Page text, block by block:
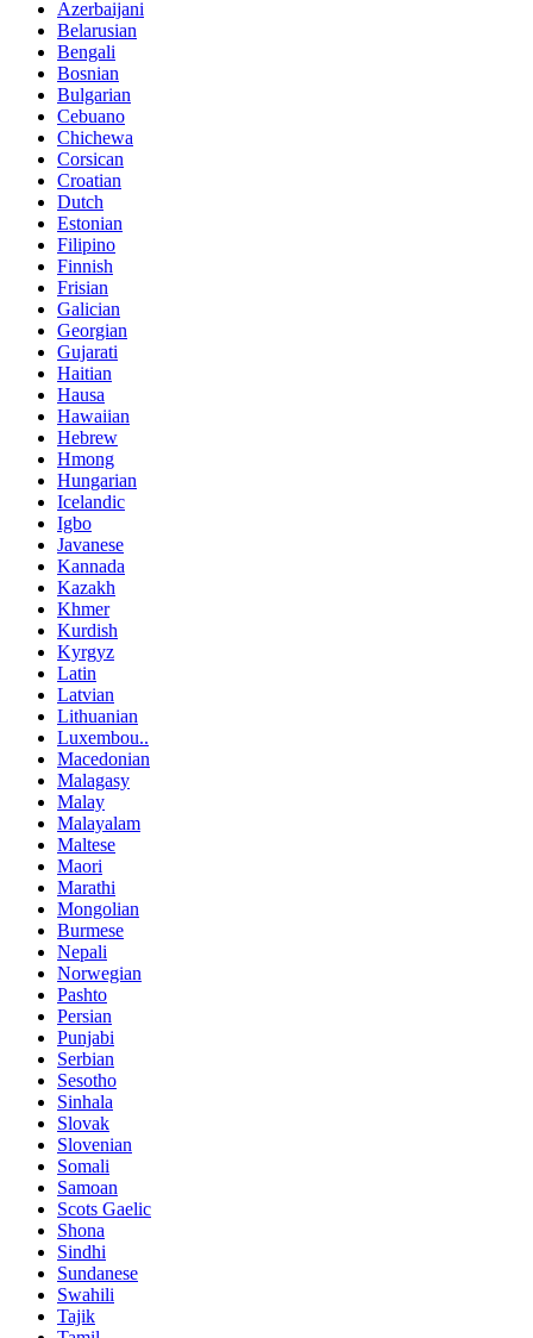
Azerbaijani
Belarusian
Bengali
Bosnian
Bulgarian
Cebuano
Chichewa
Corsican
Croatian
Dutch
Estonian
Filipino
Finnish
Frisian
Galician
Georgian
Gujarati
Haitian
Hausa
Hawaiian
Hebrew
Hmong
Hungarian
Icelandic
Igbo
Javanese
Kannada
Kazakh
Khmer
Kurdish
Kyrgyz
Latin
Latvian
Lithuanian
Luxembou..
Macedonian
Malagasy
Malay
Malayalam
Maltese
Maori
Marathi
Mongolian
Burmese
Nepali
Norwegian
Pashto
Persian
Punjabi
Serbian
Sesotho
Sinhala
Slovak
Slovenian
Somali
Samoan
Scots Gaelic
Shona
Sindhi
Sundanese
Swahili
Tajik